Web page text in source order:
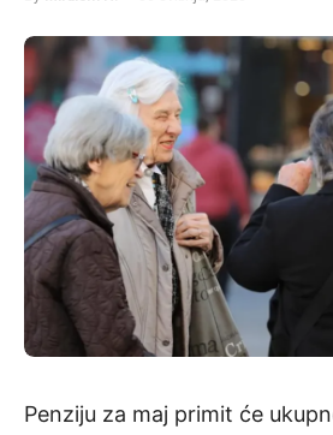
Penziju za maj primit će